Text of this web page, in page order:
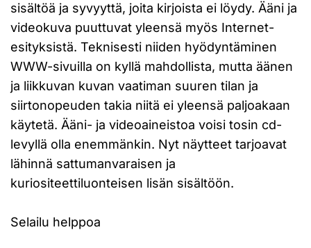
sisältöä ja syvyyttä, joita kirjoista ei löydy. Ääni ja
videokuva puuttuvat yleensä myös Internet-
esityksistä. Teknisesti niiden hyödyntäminen
WWW-sivuilla on kyllä mahdollista, mutta äänen
ja liikkuvan kuvan vaatiman suuren tilan ja
siirtonopeuden takia niitä ei yleensä paljoakaan
käytetä. Ääni- ja videoaineistoa voisi tosin cd-
levyllä olla enemmänkin. Nyt näytteet tarjoavat
lähinnä sattumanvaraisen ja
kuriositeettiluonteisen lisän sisältöön.
Selailu helppoa